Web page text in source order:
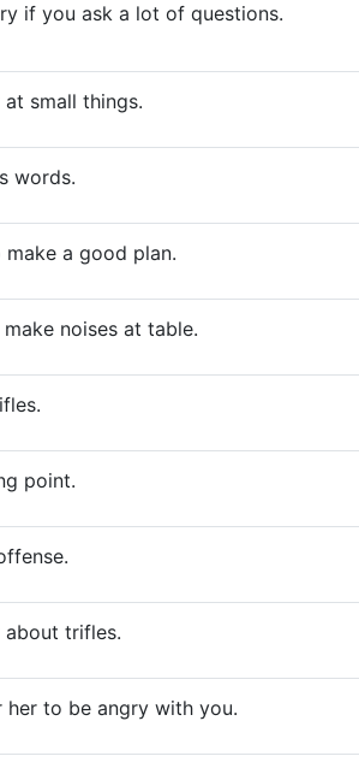
if you ask a lot of questions.
small things.
words.
a good plan.
noises at table.
point.
about trifles.
to be angry with you.